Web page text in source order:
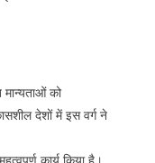
मान्यताओं को
देशों में इस वर्ग ने